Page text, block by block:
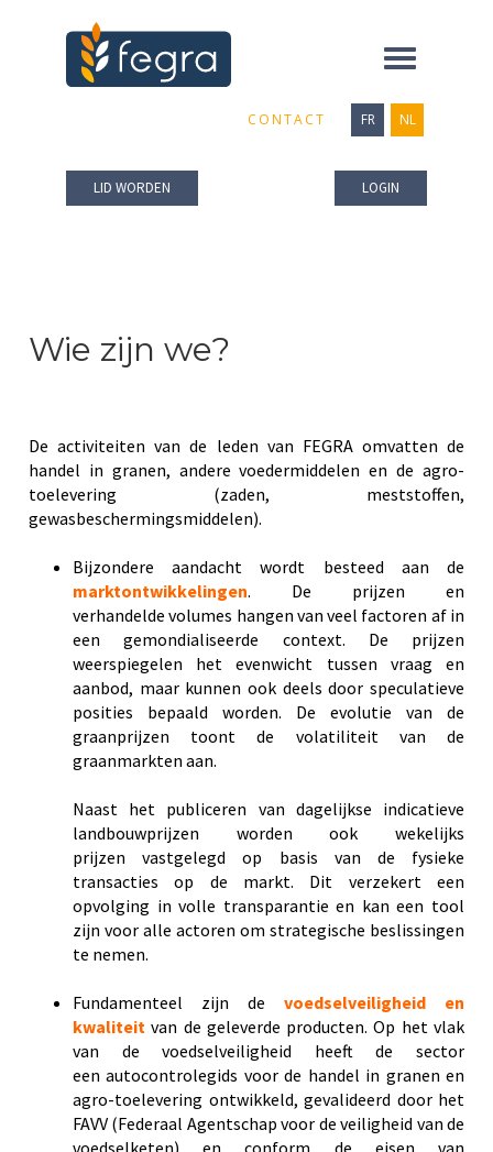
Toggle
CONTACT FR NL
LID WORDEN LOGIN
Wie zijn we?
De activiteiten van de leden van FEGRA omvatten de
handel in granen, andere voedermiddelen en de agro-
toelevering (zaden, meststoffen,
gewasbeschermingsmiddelen).
Bijzondere aandacht wordt besteed aan de
marktontwikkelingen. De prijzen en
verhandelde volumes hangen van veel factoren af in
een gemondialiseerde context. De prijzen
weerspiegelen het evenwicht tussen vraag en
aanbod, maar kunnen ook deels door speculatieve
posities bepaald worden. De evolutie van de
graanprijzen toont de volatiliteit van de
graanmarkten aan.
Naast het publiceren van dagelijkse indicatieve
landbouwprijzen worden ook wekelijks
prijzen vastgelegd op basis van de fysieke
transacties op de markt. Dit verzekert een
opvolging in volle transparantie en kan een tool
zijn voor alle actoren om strategische beslissingen
te nemen.
Fundamenteel zijn de voedselveiligheid en
kwaliteit van de geleverde producten. Op het vlak
van de voedselveiligheid heeft de sector
een autocontrolegids voor de handel in granen en
agro-toelevering ontwikkeld, gevalideerd door het
FAVV (Federaal Agentschap voor de veiligheid van de
voedselketen) en conform de eisen van